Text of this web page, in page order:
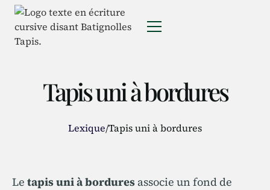
Tapis uni à bordures
Lexique/Tapis uni à bordures
Le tapis uni à bordures associe un fond de